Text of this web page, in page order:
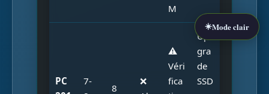
☀️Mode clair
M
PC
7-
8
❌
⚠️
Véri
fica
Up
gra
de
SSD